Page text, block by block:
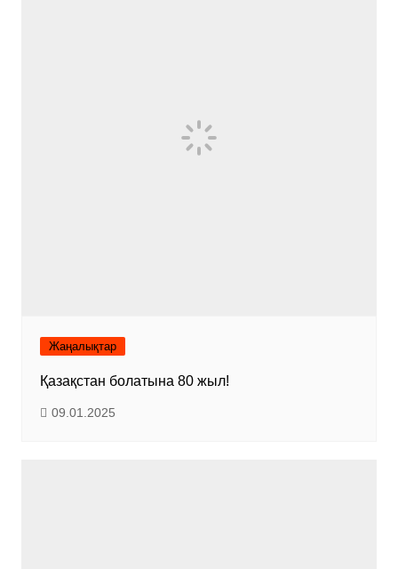
Жаңалықтар
Қазақстан болатына 80 жыл!
09.01.2025